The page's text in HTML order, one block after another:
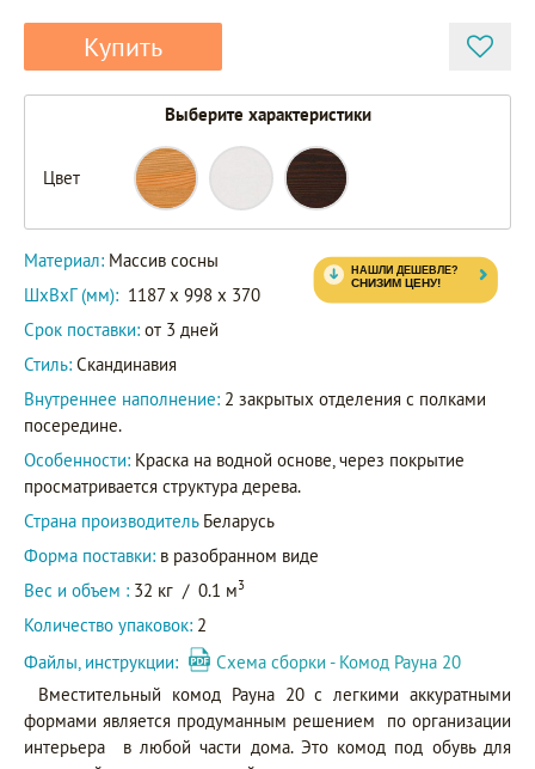
Купить
Выберите характеристики
Цвет
Материал: Массив сосны
ШxВxГ (мм): 1187 x 998 x 370
Срок поставки: от 3 дней
Стиль: Скандинавия
Внутреннее наполнение: 2 закрытых отделения с полками
посередине.
Особенности: Краска на водной основе, через покрытие
просматривается структура дерева.
Страна производитель Беларусь
Форма поставки: в разобранном виде
Вес и объем : 32 кг / 0.1 м3
Количество упаковок: 2
Файлы, инструкции:
Схема сборки - Комод Рауна 20
Вместительный комод Рауна 20 с легкими аккуратными
формами является продуманным решением по организации
интерьера в любой части дома. Это комод под обувь для